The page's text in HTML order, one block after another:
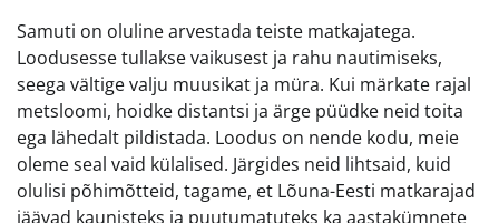
Samuti on oluline arvestada teiste matkajatega.
Loodusesse tullakse vaikusest ja rahu nautimiseks,
seega vältige valju muusikat ja müra. Kui märkate rajal
metsloomi, hoidke distantsi ja ärge püüdke neid toita
ega lähedalt pildistada. Loodus on nende kodu, meie
oleme seal vaid külalised. Järgides neid lihtsaid, kuid
olulisi põhimõtteid, tagame, et Lõuna-Eesti matkarajad
jäävad kaunisteks ja puutumatuteks ka aastakümnete